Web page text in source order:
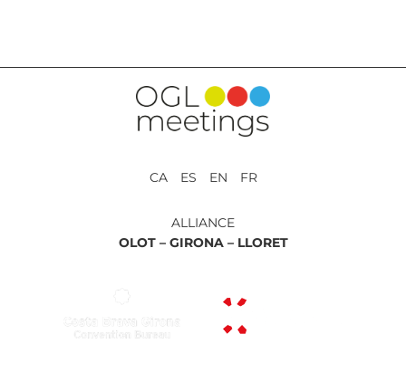
CA ES EN FR
ALLIANCE
OLOT – GIRONA – LLORET